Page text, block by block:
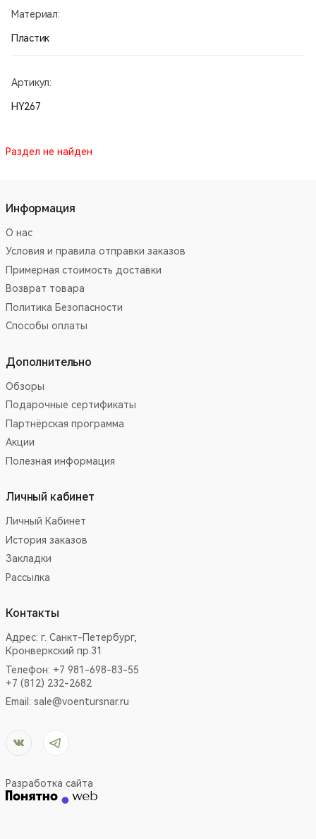
Материал:
Пластик
Артикул:
HY267
Раздел не найден
Информация
О нас
Условия и правила отправки заказов
Примерная стоимость доставки
Возврат товара
Политика Безопасности
Способы оплаты
Дополнительно
Обзоры
Подарочные сертификаты
Партнёрская программа
Акции
Полезная информация
Личный кабинет
Личный Кабинет
История заказов
Закладки
Рассылка
Контакты
Адрес: г. Санкт-Петербург,
Кронверкский пр.31
Телефон: +7 981-698-83-55
+7 (812) 232-2682
Email: sale@voentursnar.ru
Разработка сайта